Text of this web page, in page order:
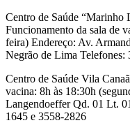
Centro de Saúde “Marinho
Funcionamento da sala de
feira) Endereço: Av.
Negrão de Lima Telefones:
Centro de Saúde Vila
vacina: 8h às 18:30h
Langendoeffer Qd. 01 Lt.
1645 e 3558-2826